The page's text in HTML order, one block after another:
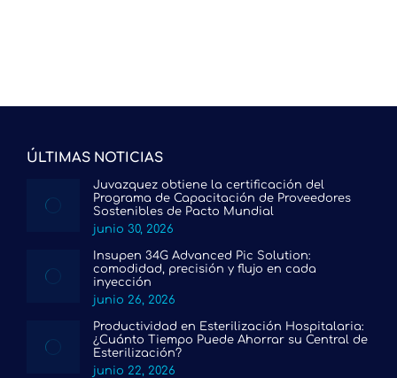
ÚLTIMAS NOTICIAS
Juvazquez obtiene la certificación del
Programa de Capacitación de Proveedores
Sostenibles de Pacto Mundial
junio 30, 2026
Insupen 34G Advanced Pic Solution:
comodidad, precisión y flujo en cada
inyección
junio 26, 2026
Productividad en Esterilización Hospitalaria:
¿Cuánto Tiempo Puede Ahorrar su Central de
Esterilización?
junio 22, 2026